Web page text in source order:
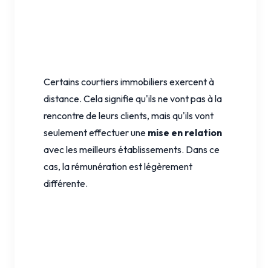
Certains courtiers immobiliers exercent à
distance. Cela signifie qu'ils ne vont pas à la
rencontre de leurs clients, mais qu'ils vont
seulement effectuer une mise en relation
avec les meilleurs établissements. Dans ce
cas, la rémunération est légèrement
différente.